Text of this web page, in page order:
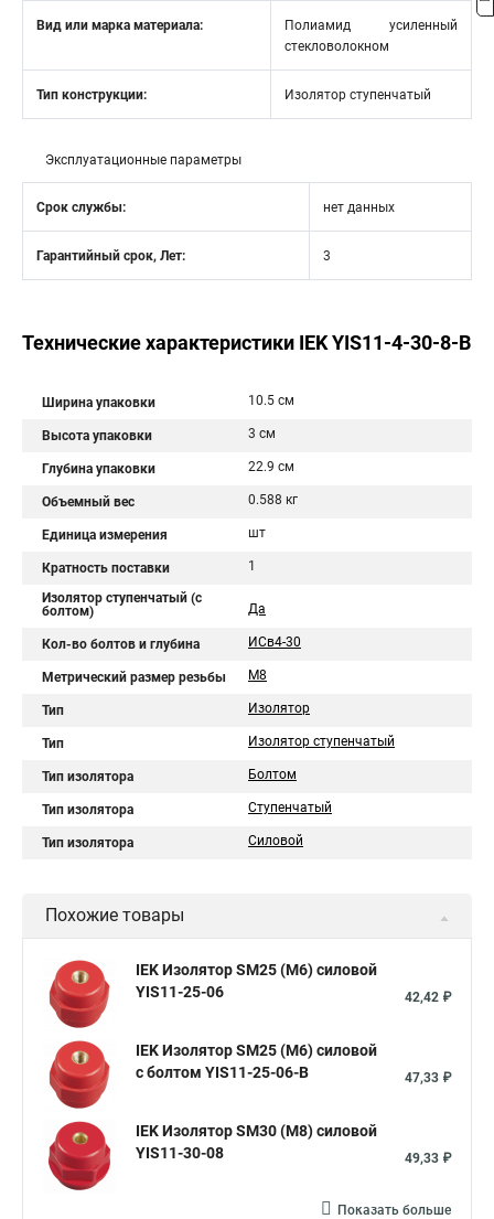
Вид или марка материала:
Полиамид усиленный
стекловолокном
Тип конструкции: Изолятор ступенчатый
Эксплуатационные параметры
Срок службы: нет данных
Гарантийный срок, Лет: 3
Технические характеристики IEK YIS11-4-30-8-B
Ширина упаковки 10.5 см
Высота упаковки 3 см
Глубина упаковки 22.9 см
Объемный вес 0.588 кг
Единица измерения шт
Кратность поставки 1
Изолятор ступенчатый (с
болтом)
Да
Кол-во болтов и глубина ИСв4-30
Метрический размер резьбы М8
Тип Изолятор
Тип Изолятор ступенчатый
Тип изолятора Болтом
Тип изолятора Ступенчатый
Тип изолятора Силовой
Похожие товары
IEK Изолятор SM25 (М6) силовой
YIS11-25-06
42,42 ₽
IEK Изолятор SM25 (М6) силовой
с болтом YIS11-25-06-B
47,33 ₽
IEK Изолятор SM30 (М8) силовой
YIS11-30-08
49,33 ₽
Показать больше